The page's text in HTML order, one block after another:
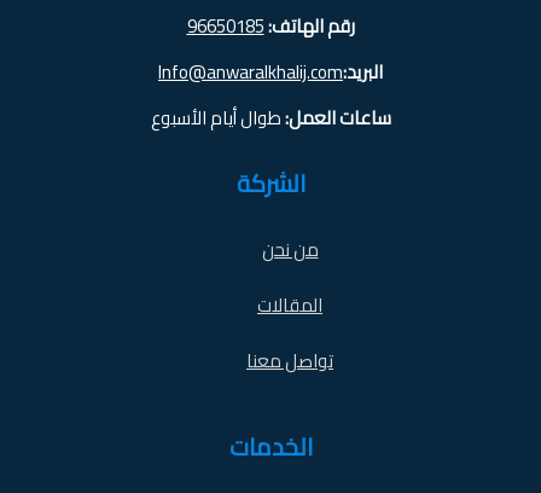
رقم الهاتف:96650185
البريد:Info@anwaralkhalij.com
ساعات العمل:طوال أيام الأسبوع
الشركة
من نحن
المقالات
تواصل معنا
الخدمات